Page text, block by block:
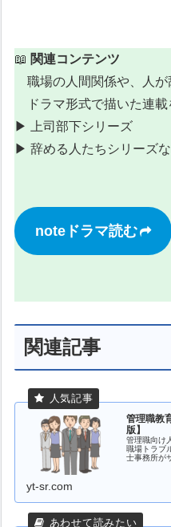
📖 関連コンテンツ
職場の人間関係や、人が
ドラマ形式で描いた連載
▶︎ 上司部下シリーズ
▶︎ 辞める人たちシリーズ
noteドラマ読む
関連記事
管理職教
版】
管理職向け
職場トラブ
士事務所が
yt-sr.com